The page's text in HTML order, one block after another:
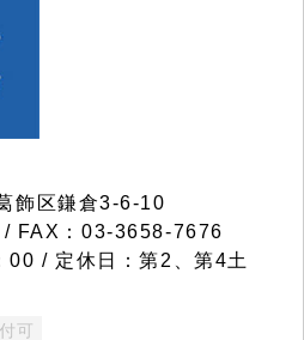
飾区鎌倉3-6-10
FAX：03-3658-7676
/ 定休日：第2、第4土
可